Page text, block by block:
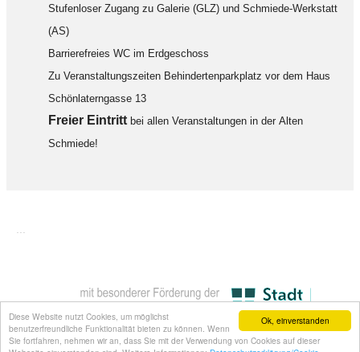
Ok, einverstanden
Diese Website nutzt Cookies, um möglichst
benutzerfreundliche Funktionalität bieten zu können. Wenn
Sie fortfahren, nehmen wir an, dass Sie mit der Verwendung von Cookies auf dieser
Stufenloser Zugang zu Galerie (GLZ) und Schmiede-Werkstatt
(AS)
Barrierefreies WC im Erdgeschoss
Zu Veranstaltungszeiten Behindertenparkplatz vor dem Haus
Schönlaterngasse 13
Freier Eintritt bei allen Veranstaltungen in der Alten
Schmiede!